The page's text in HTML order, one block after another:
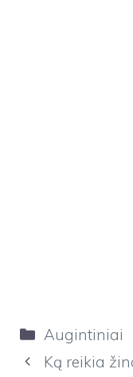
Kategorijos
Augintiniai
Ką reikia